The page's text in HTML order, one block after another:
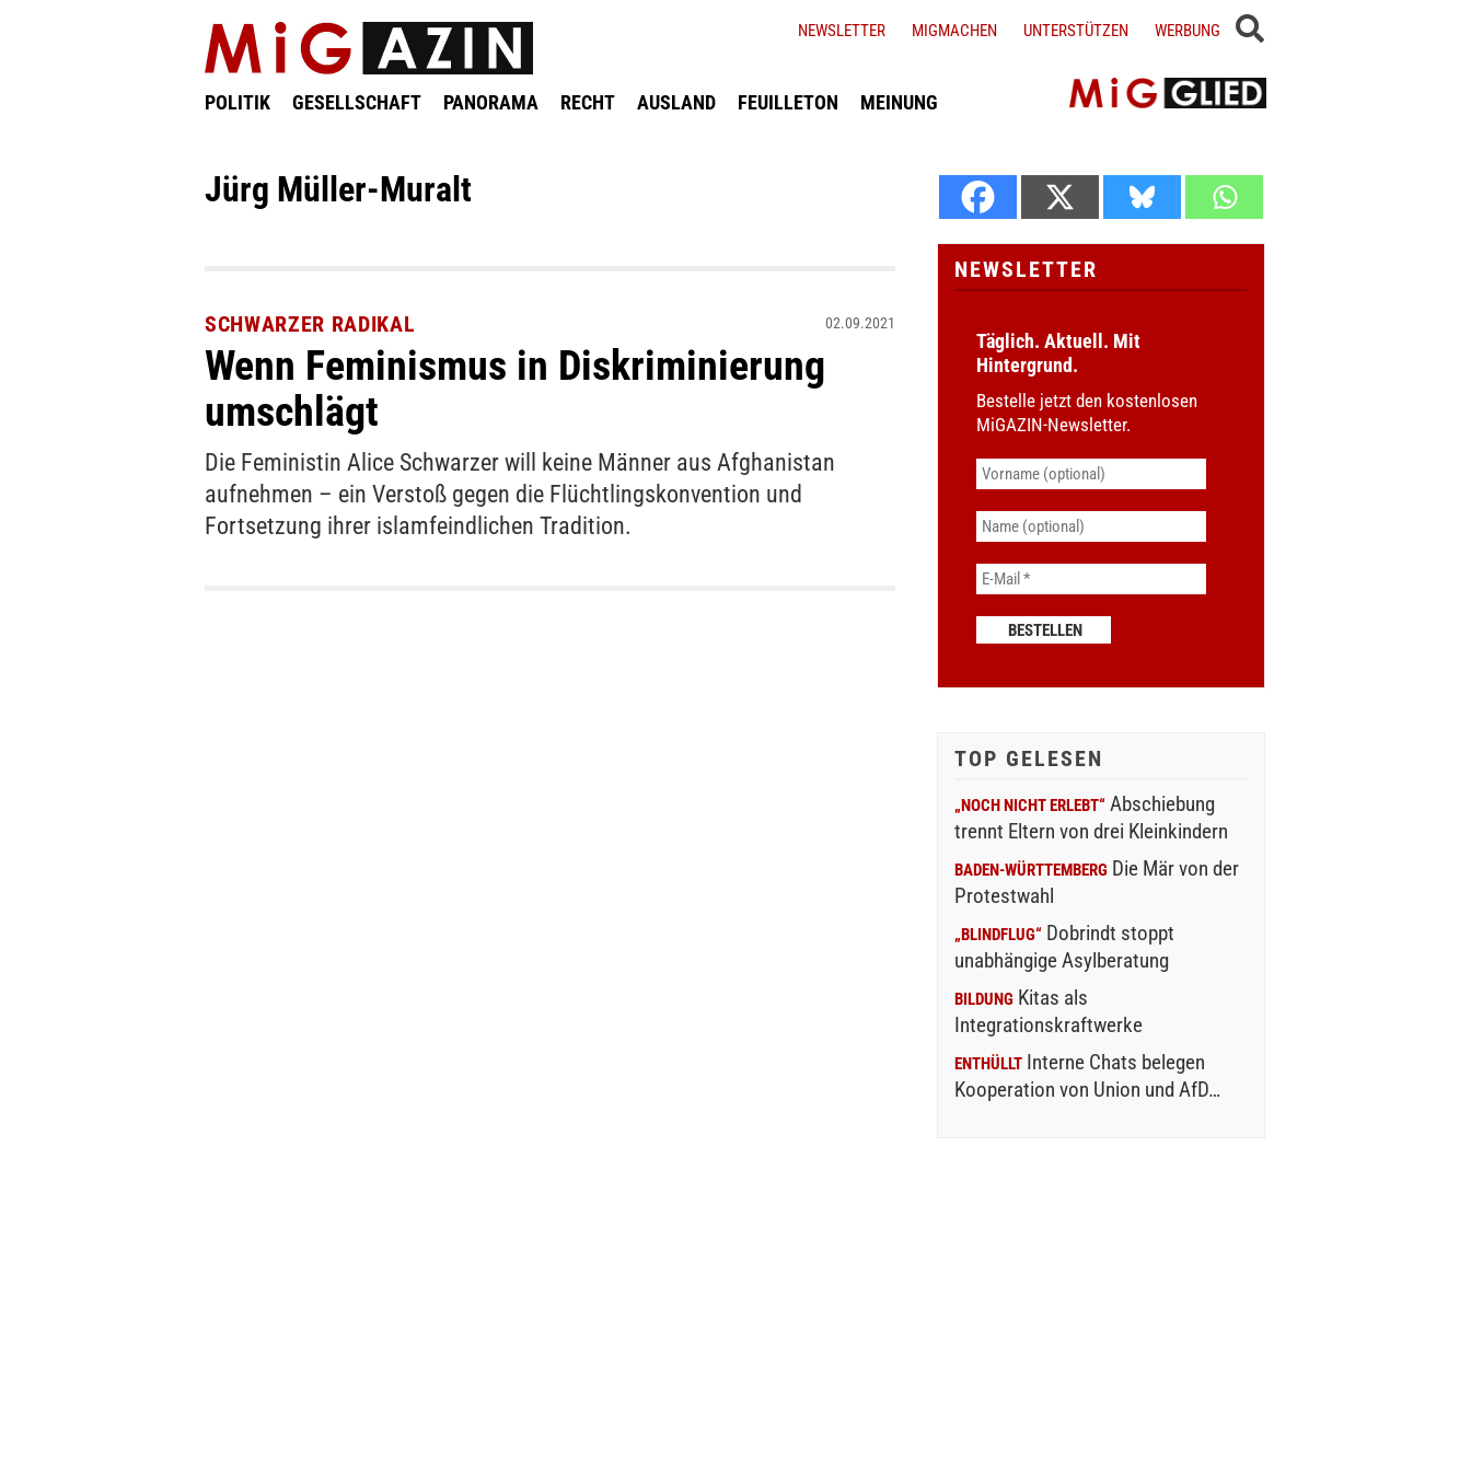
POLITIK GESELLSCHAFT PANORAMA RECHT AUSLAND FEUILLETON MEINUNG
NEWSLETTER MIGMACHEN UNTERSTÜTZEN WERBUNG
Jürg Müller-Muralt
SCHWARZER RADIKAL
Wenn Feminismus in Diskriminierung
umschlägt
02.09.2021
Die Feministin Alice Schwarzer will keine Männer aus Afghanistan
aufnehmen – ein Verstoß gegen die Flüchtlingskonvention und
Fortsetzung ihrer islamfeindlichen Tradition.
NEWSLETTER
Täglich. Aktuell. Mit
Hintergrund.
Bestelle jetzt den kostenlosen
MiGAZIN-Newsletter.
TOP GELESEN
„NOCH NICHT ERLEBT“ Abschiebung
trennt Eltern von drei Kleinkindern
BADEN-WÜRTTEMBERG Die Mär von der
Protestwahl
„BLINDFLUG“ Dobrindt stoppt
unabhängige Asylberatung
BILDUNG Kitas als
Integrationskraftwerke
ENTHÜLLT Interne Chats belegen
Kooperation von Union und AfD…